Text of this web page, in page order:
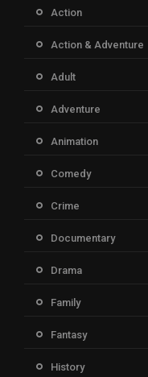
Action
Action & Adventure
Adult
Adventure
Animation
Comedy
Crime
Documentary
Drama
Family
Fantasy
History